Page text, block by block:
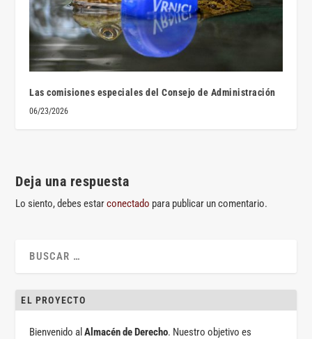
Las comisiones especiales del Consejo de Administración
06/23/2026
Deja una respuesta
Lo siento, debes estarconectado para publicar un comentario.
EL PROYECTO
Bienvenido alAlmacén de Derecho. Nuestro objetivo es